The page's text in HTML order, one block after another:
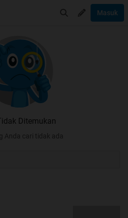
Masuk
Ditemukan
Anda cari tidak ada